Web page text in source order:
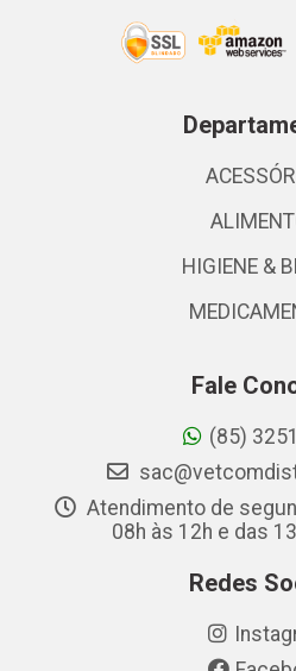
HIGIENE &
Fale
(85)
Atendimento de
08h às 12h e das
Redes